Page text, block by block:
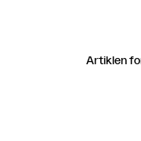
Artiklen